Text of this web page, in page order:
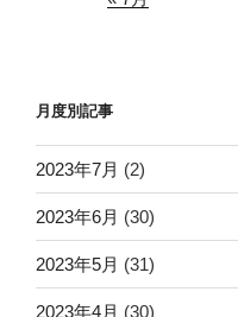
月度別記事
2023年7月 (2)
2023年6月 (30)
2023年5月 (31)
2023年4月 (30)